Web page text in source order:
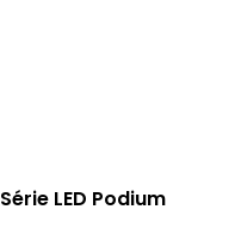
Série LED Podium